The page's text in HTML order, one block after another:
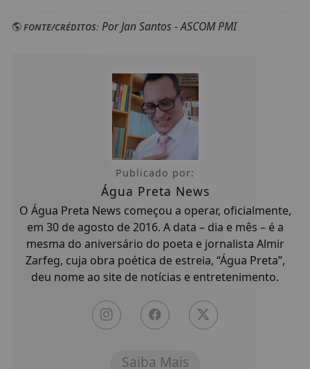
FONTE/CRÉDITOS:Por Jan Santos - ASCOM PMI
Publicado por:
Água Preta News
O Água Preta News começou a operar, oficialmente,
em 30 de agosto de 2016. A data – dia e mês – é a
mesma do aniversário do poeta e jornalista Almir
Zarfeg, cuja obra poética de estreia, “Água Preta”,
deu nome ao site de notícias e entretenimento.
Saiba Mais